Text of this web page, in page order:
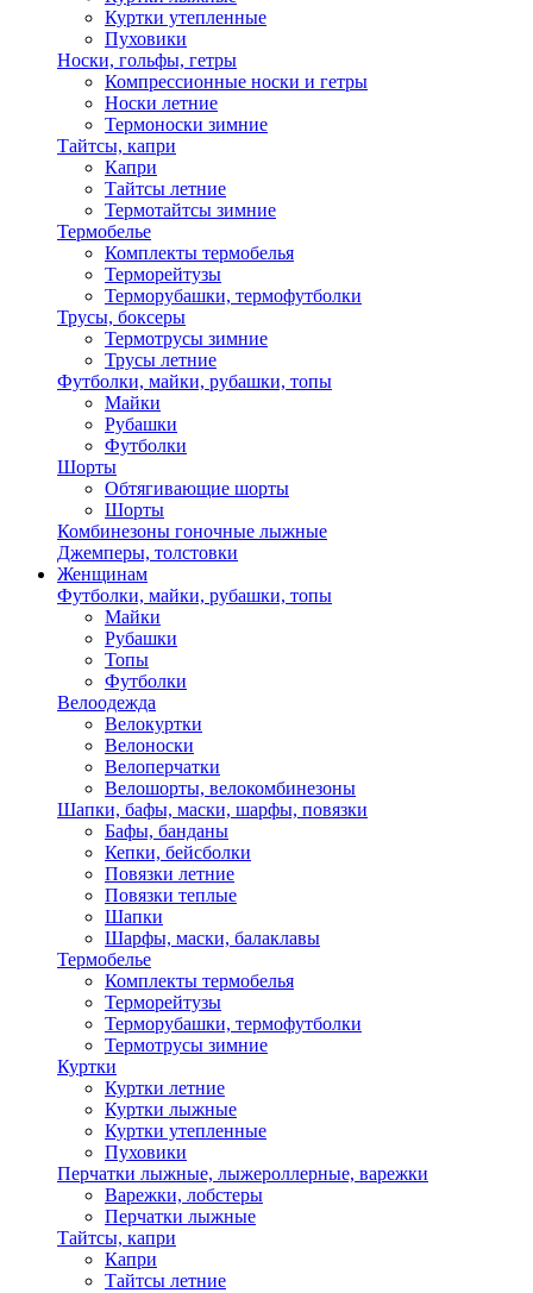
Куртки утепленные
Пуховики
Носки, гольфы, гетры
Компрессионные носки и гетры
Носки летние
Термоноски зимние
Тайтсы, капри
Капри
Тайтсы летние
Термотайтсы зимние
Термобелье
Комплекты термобелья
Терморейтузы
Терморубашки, термофутболки
Трусы, боксеры
Термотрусы зимние
Трусы летние
Футболки, майки, рубашки, топы
Майки
Рубашки
Футболки
Шорты
Обтягивающие шорты
Шорты
Комбинезоны гоночные лыжные
Джемперы, толстовки
Женщинам
Футболки, майки, рубашки, топы
Майки
Рубашки
Топы
Футболки
Велоодежда
Велокуртки
Велоноски
Велоперчатки
Велошорты, велокомбинезоны
Шапки, бафы, маски, шарфы, повязки
Бафы, банданы
Кепки, бейсболки
Повязки летние
Повязки теплые
Шапки
Шарфы, маски, балаклавы
Термобелье
Комплекты термобелья
Терморейтузы
Терморубашки, термофутболки
Термотрусы зимние
Куртки
Куртки летние
Куртки лыжные
Куртки утепленные
Пуховики
Перчатки лыжные, лыжероллерные, варежки
Варежки, лобстеры
Перчатки лыжные
Тайтсы, капри
Капри
Тайтсы летние